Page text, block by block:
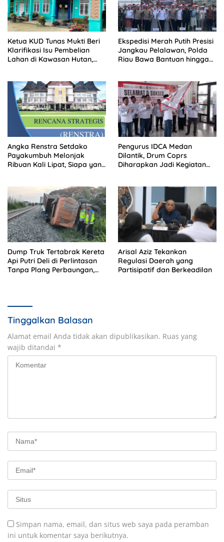
Ketua KUD Tunas Mukti Beri
Klarifikasi Isu Pembelian
Lahan di Kawasan Hutan,
Ekspedisi Merah Putih Presisi
Jangkau Pelalawan, Polda
Riau Bawa Bantuan hingga
Angka Renstra Setdako
Payakumbuh Melonjak
Ribuan Kali Lipat, Siapa yang
Pengurus IDCA Medan
Dilantik, Drum Coprs
Diharapkan Jadi Kegiatan
Dump Truk Tertabrak Kereta
Api Putri Deli di Perlintasan
Tanpa Plang Perbaungan,
Arisal Aziz Tekankan
Regulasi Daerah yang
Partisipatif dan Berkeadilan
Tinggalkan Balasan
Alamat email Anda tidak akan dipublikasikan. Ruas yang
wajib ditandai *
Simpan nama, email, dan situs web saya pada peramban
ini untuk komentar saya berikutnya.